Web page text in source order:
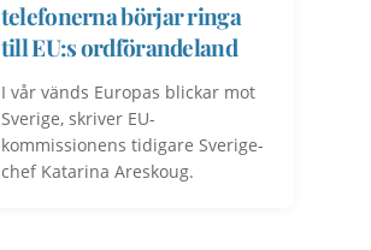
telefonerna börjar ringa
till EU:s ordförandeland
I vår vänds Europas blickar mot
Sverige, skriver EU-
kommissionens tidigare Sverige-
chef Katarina Areskoug.